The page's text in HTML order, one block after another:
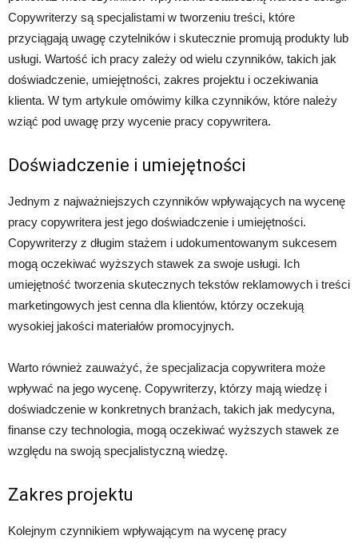
Copywriterzy są specjalistami w tworzeniu treści, które
przyciągają uwagę czytelników i skutecznie promują produkty lub
usługi. Wartość ich pracy zależy od wielu czynników, takich jak
doświadczenie, umiejętności, zakres projektu i oczekiwania
klienta. W tym artykule omówimy kilka czynników, które należy
wziąć pod uwagę przy wycenie pracy copywritera.
Doświadczenie i umiejętności
Jednym z najważniejszych czynników wpływających na wycenę
pracy copywritera jest jego doświadczenie i umiejętności.
Copywriterzy z długim stażem i udokumentowanym sukcesem
mogą oczekiwać wyższych stawek za swoje usługi. Ich
umiejętność tworzenia skutecznych tekstów reklamowych i treści
marketingowych jest cenna dla klientów, którzy oczekują
wysokiej jakości materiałów promocyjnych.
Warto również zauważyć, że specjalizacja copywritera może
wpływać na jego wycenę. Copywriterzy, którzy mają wiedzę i
doświadczenie w konkretnych branżach, takich jak medycyna,
finanse czy technologia, mogą oczekiwać wyższych stawek ze
względu na swoją specjalistyczną wiedzę.
Zakres projektu
Kolejnym czynnikiem wpływającym na wycenę pracy